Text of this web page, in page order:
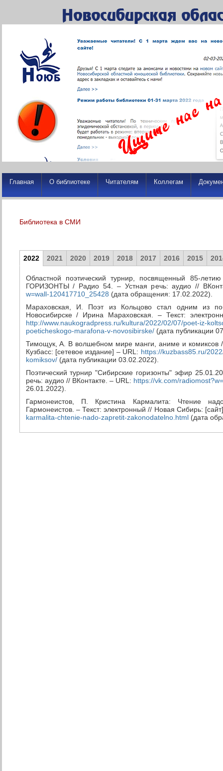
Главная О библиотеке Читателям Коллегам
Библиотека в СМИ
2022 2021 2020 2019 2018 2017 2016 2015
Областной поэтический турнир, посвященный 85-
ГОРИЗОНТЫ / Радио 54. – Устная речь: аудио //
w=wall-120417710_25428 (дата обращения: 17.02.2022).
Мараховская, И. Поэт из Кольцово стал одним из
Новосибирске / Ирина Мараховская. – Текст:
http://www.naukogradpress.ru/kultura/2022/02/07/poet-iz-
poeticheskogo-marafona-v-novosibirske/(дата публикации
Тимощук, А. В волшебном мире манги, аниме и комиксов
Кузбасс: [сетевое издание] – URL: https://kuzbass85.ru/
komiksov/(дата публикации 03.02.2022).
Поэтический турнир "Сибирские горизонты" эфир
речь: аудио // ВКонтакте. – URL: https://vk.com/
26.01.2022).
Гармонеистов, П. Кристина Кармалита: Чтение
Гармонеистов. – Текст: электронный // Новая Сибирь:
karmalita-chtenie-nado-zapretit-zakonodatelno.html(дата